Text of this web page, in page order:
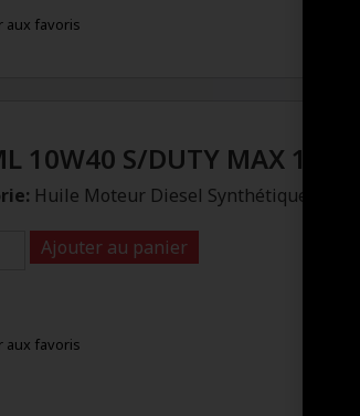
aux favoris
10W40 S/DUTY MAX 1
Huile Moteur Diesel Synthétique
Ajouter au panier
aux favoris